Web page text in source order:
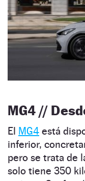
MG4 //
El MG4 está
inferior,
pero se trata de
solo tiene 350